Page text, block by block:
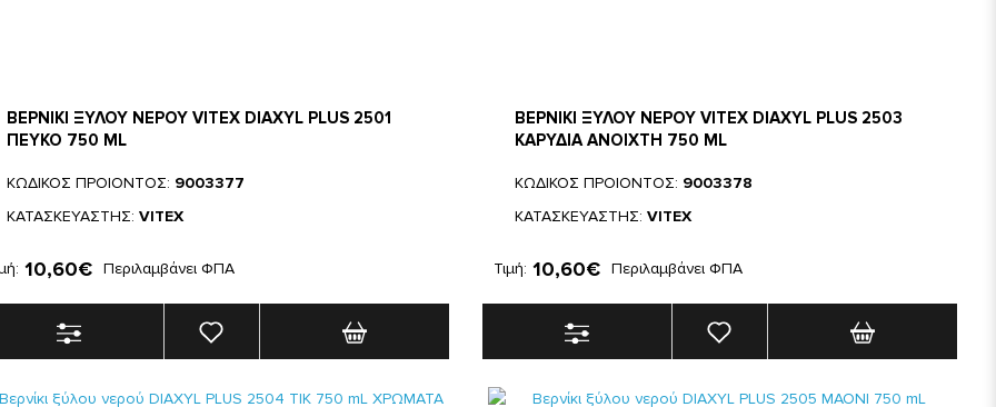
ΒΕΡΝΙΚΙ ΞΥΛΟΥ ΝΕΡΟΥ VITEX DIAXYL PLUS 2501
ΠΕΥΚΟ 750 ML
ΚΩΔΙΚΟΣ ΠΡΟΙΟΝΤΟΣ: 9003377
ΚΑΤΑΣΚΕΥΑΣΤΗΣ: VITEX
10,60€ Περιλαμβάνει ΦΠΑ
ΒΕΡΝΙΚΙ ΞΥΛΟΥ ΝΕΡΟΥ VITEX DIAXYL PLUS 2503
ΚΑΡΥΔΙΑ ΑΝΟΙΧΤΗ 750 ML
ΚΩΔΙΚΟΣ ΠΡΟΙΟΝΤΟΣ: 9003378
ΚΑΤΑΣΚΕΥΑΣΤΗΣ: VITEX
Τιμή: 10,60€ Περιλαμβάνει ΦΠΑ